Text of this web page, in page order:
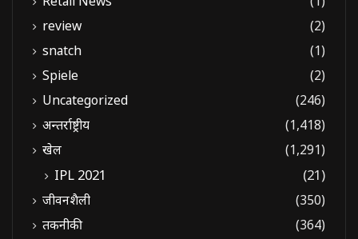
review
(2)
snatch
(1)
Spiele
(2)
Uncategorized
(246)
अन्तर्राष्ट्रीय
(1,418)
खेल
(1,291)
IPL 2021 (21)
जीवनशैली
(350)
तकनीकी
(364)